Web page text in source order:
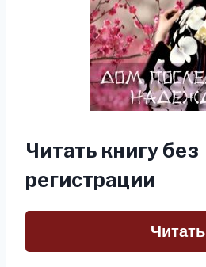
Читать книгу без
регистрации
Читать